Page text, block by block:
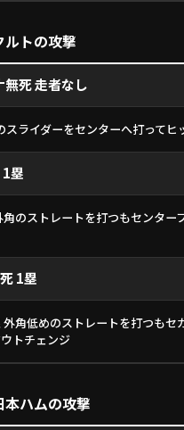
トの攻撃
無死 走者なし
スライダーをセンターへ打ってヒ
塁
のストレートを打つもセンター
1塁
角低めのストレートを打つもセ
トチェンジ
ハムの攻撃